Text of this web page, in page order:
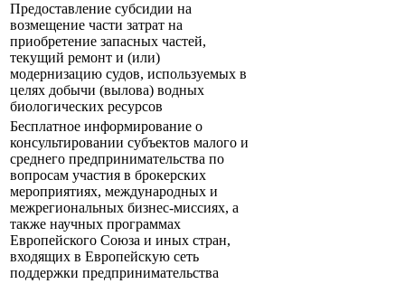
Предоставление субсидии на
возмещение части затрат на
приобретение запасных частей,
текущий ремонт и (или)
модернизацию судов, используемых в
целях добычи (вылова) водных
биологических ресурсов
Бесплатное информирование о
консультировании субъектов малого и
среднего предпринимательства по
вопросам участия в брокерских
мероприятиях, международных и
межрегиональных бизнес-миссиях, а
также научных программах
Европейского Союза и иных стран,
входящих в Европейскую сеть
поддержки предпринимательства